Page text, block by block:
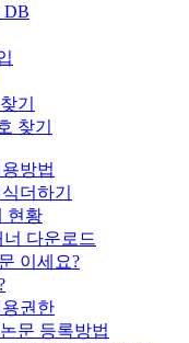
DB
기
찾기
방법
더하기
현황
다운로드
이세요?
용권한
문 등록방법